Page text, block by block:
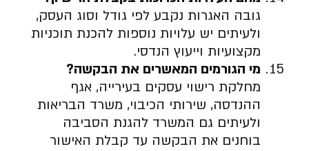
גובה האגרות נקבע לפי גודל וסוג העסק,
ולעיתים יש עלויות נוספות להכנת תוכניות
מקצועיות וייעוץ הנדסי.
מי הגורמים המאשרים את הבקשה?
מחלקת רישוי עסקים בעירייה, אגף
ההנדסה, שירותי הכיבוי, משרד הבריאות
ולעיתים גם המשרד להגנת הסביבה
בוחנים את הבקשה עד קבלת האישור